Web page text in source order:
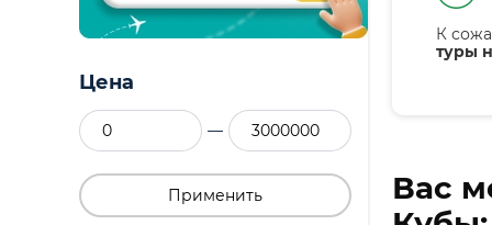
Цена
—
Применить
К
туры
Вас